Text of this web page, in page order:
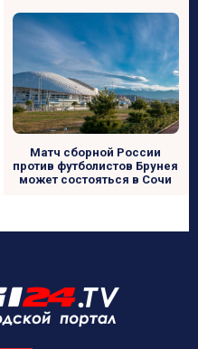
Матч сборной России
против футболистов Брунея
может состояться в Сочи